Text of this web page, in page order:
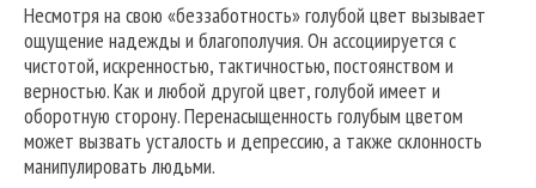
Несмотря на свою «беззаботность» голубой цвет вызывает
ощущение надежды и благополучия. Он ассоциируется с
чистотой, искренностью, тактичностью, постоянством и
верностью. Как и любой другой цвет, голубой имеет и
оборотную сторону. Перенасыщенность голубым цветом
может вызвать усталость и депрессию, а также склонность
манипулировать людьми.